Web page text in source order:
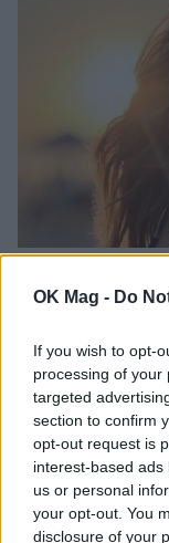
OK Mag - Do
If you wish to opt-
processing of your
targeted
section to confirm
opt-out request is
interest-based
us or personal
your opt-out. You
disclosure of your
λένε πως τα